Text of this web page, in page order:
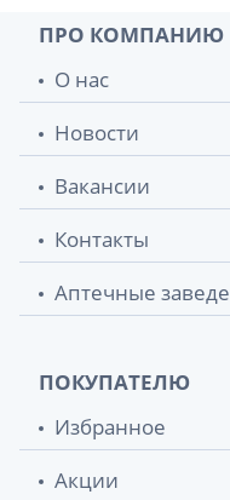
ПРО КОМПАНИЮ
О нас
Новости
Вакансии
Контакты
Аптечные
ПОКУПАТЕЛЮ
Избранное
Акции